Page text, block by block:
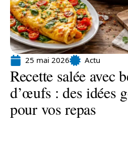
25 mai 2026 Actu
Recette salée avec
d’œufs : des idées
pour vos repas